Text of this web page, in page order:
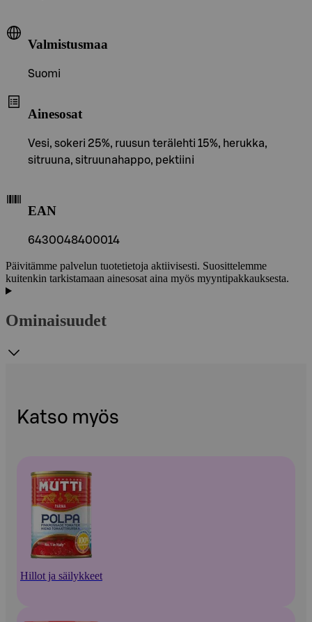
Valmistusmaa
Suomi
Ainesosat
Vesi, sokeri 25%, ruusun terälehti 15%, herukka,
sitruuna, sitruunahappo, pektiini
EAN
6430048400014
Päivitämme palvelun tuotetietoja aktiivisesti. Suosittelemme
kuitenkin tarkistamaan ainesosat aina myös myyntipakkauksesta.
Ominaisuudet
Katso myös
Hillot ja säilykkeet